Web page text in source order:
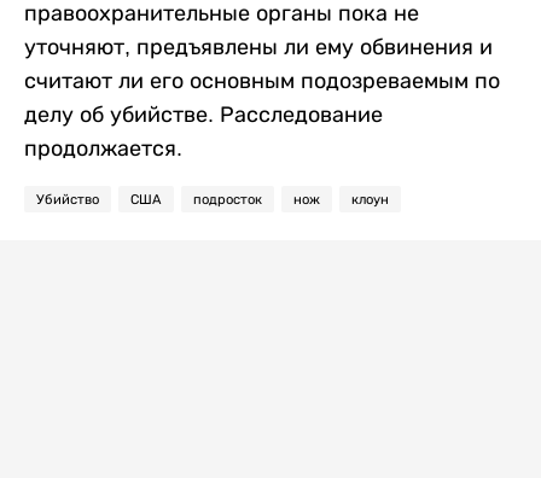
правоохранительные органы пока не
уточняют, предъявлены ли ему обвинения и
считают ли его основным подозреваемым по
делу об убийстве. Расследование
продолжается.
Убийство США подросток нож клоун